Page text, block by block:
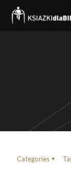
Categories